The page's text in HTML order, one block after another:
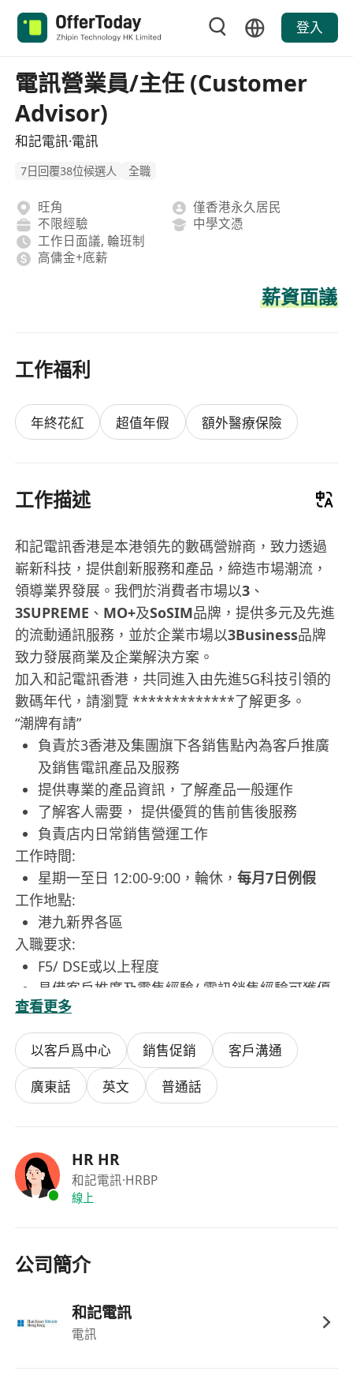
登入
電訊營業員/主任 (Customer
Advisor)
和記電訊·電訊
7日回覆38位候選人 全職
旺角
僅香港永久居民
不限經驗
中學文憑
工作日面議, 輪班制
高傭金+底薪
薪資面議
工作福利
年終花紅 超值年假 額外醫療保險
工作描述
和記電訊香港是本港領先的數碼營辦商，致力透過
嶄新科技，提供創新服務和產品，締造巿場潮流，
領導業界發展。我們於消費者市場以3 、
3SUPREME 、 MO+及SoSIM品牌，提供多元及先進
的流動通訊服務，並於企業市場以3Business品牌
致力發展商業及企業解決方案。
加入和記電訊香港，共同進入由先進5G科技引領的
數碼年代，請瀏覽 *************了解更多。
“潮牌有請”
負責於3香港及集團旗下各銷售點內為客戶推廣
及銷售電訊產品及服務
提供專業的產品資訊，了解產品一般運作
了解客人需要， 提供優質的售前售後服務
負責店内日常銷售營運工作
工作時間:
星期一至日 12:00-9:00，輪休， 每月7日例假
工作地點:
港九新界各區
入職要求:
F5/ DSE或以上程度
具備客戶推廣及零售經驗/ 電訊銷售經驗可獲優
先考慮
良好溝通及人際關係技巧
積極主動及以客為先
福利待遇:
每星期工作5日或6日，每月7日例假
可享年終酬金、醫療福利、公積金保障計劃、員
工購物優惠等等
*受條款約束
除提供具競爭力的薪酬待遇及良好的工作發展機
會，我們亦提供一系列員工福利，包括免費公司穿
醫療保險，以及多樣化的員工活動等。
立即按"Quick Apply" 或將履歷電郵至
查看更多
以客戶爲中心 銷售促銷
客戶溝通
廣東話
英文 普通話
HR HR
和記電訊·HRBP
線上
公司簡介
和記電訊
電訊